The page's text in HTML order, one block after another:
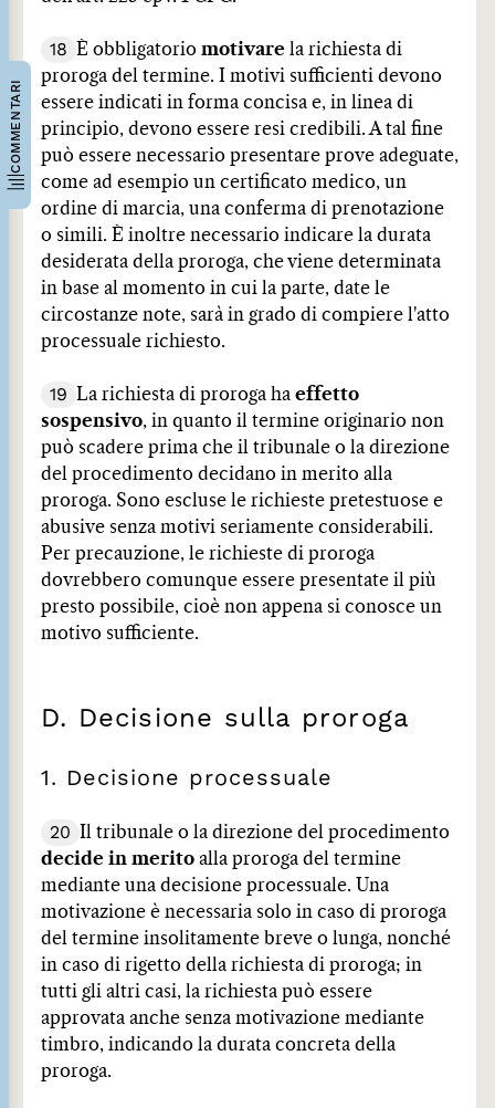
COMMENTARI
18 È obbligatorio motivare la richiesta di
proroga del termine. I motivi sufficienti devono
essere indicati in forma concisa e, in linea di
principio, devono essere resi credibili. A tal fine
può essere necessario presentare prove adeguate,
come ad esempio un certificato medico, un
ordine di marcia, una conferma di prenotazione
o simili. È inoltre necessario indicare la durata
desiderata della proroga, che viene determinata
in base al momento in cui la parte, date le
circostanze note, sarà in grado di compiere l'atto
processuale richiesto.
19 La richiesta di proroga ha effetto
sospensivo, in quanto il termine originario non
può scadere prima che il tribunale o la direzione
del procedimento decidano in merito alla
proroga. Sono escluse le richieste pretestuose e
abusive senza motivi seriamente considerabili.
Per precauzione, le richieste di proroga
dovrebbero comunque essere presentate il più
presto possibile, cioè non appena si conosce un
motivo sufficiente.
D. Decisione sulla proroga
1. Decisione processuale
20
Il tribunale o la direzione del procedimento
decide in merito alla proroga del termine
mediante una decisione processuale. Una
motivazione è necessaria solo in caso di proroga
del termine insolitamente breve o lunga, nonché
in caso di rigetto della richiesta di proroga; in
tutti gli altri casi, la richiesta può essere
approvata anche senza motivazione mediante
timbro, indicando la durata concreta della
proroga.